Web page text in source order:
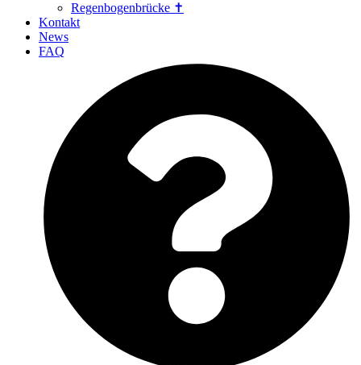
Regenbogenbrücke ✝
Kontakt
News
FAQ